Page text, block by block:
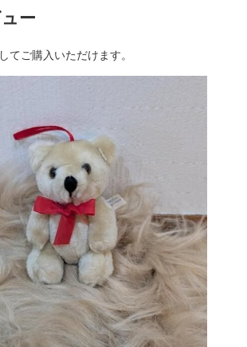
ー
てご購入いただけます。